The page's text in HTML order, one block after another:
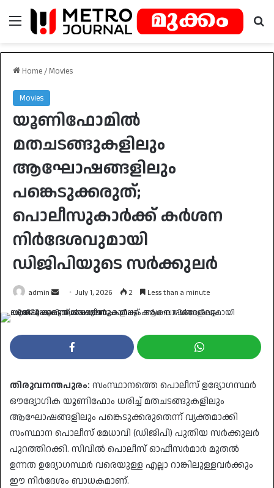
Menu
Home / Movies
Movies
യൂണിഫോമിൽ
മതചടങ്ങുകളിലും
ആഘോഷങ്ങളിലും
പങ്കെടുക്കരുത്;
പൊലീസുകാർക്ക് കർശന
നിർദേശവുമായി
ഡിജിപിയുടെ സർക്കുലർ
admin
Send
an
July 1, 2026 2 Less than a minute
തിരുവനന്തപുരം: സംസ്ഥാനത്തെ പൊലീസ് ഉദ്യോഗസ്ഥർ
ഔദ്യോഗിക യൂണിഫോം ധരിച്ച് മതചടങ്ങുകളിലും
ആഘോഷങ്ങളിലും പങ്കെടുക്കരുതെന്ന് വ്യക്തമാക്കി
സംസ്ഥാന പൊലീസ് മേധാവി (ഡിജിപി) പുതിയ സർക്കുലർ
പുറത്തിറക്കി. സിവിൽ പൊലീസ് ഓഫീസർമാർ മുതൽ
ഉന്നത ഉദ്യോഗസ്ഥർ വരെയുള്ള എല്ലാ റാങ്കിലുള്ളവർക്കും
ഈ നിർദേശം ബാധകമാണ്.